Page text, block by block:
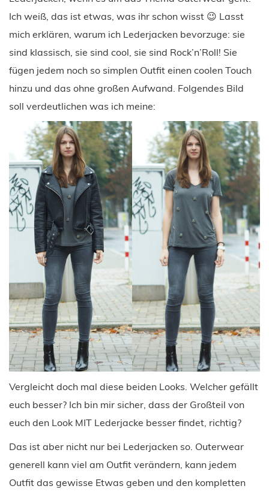
Ich weiß, das ist etwas, was ihr schon wisst 😉 Lasst
mich erklären, warum ich Lederjacken bevorzuge: sie
sind klassisch, sie sind cool, sie sind Rock’n’Roll! Sie
fügen jedem noch so simplen Outfit einen coolen Touch
hinzu und das ohne großen Aufwand. Folgendes Bild
soll verdeutlichen was ich meine:
Vergleicht doch mal diese beiden Looks. Welcher gefällt
euch besser? Ich bin mir sicher, dass der Großteil von
euch den Look MIT Lederjacke besser findet, richtig?
Das ist aber nicht nur bei Lederjacken so. Outerwear
generell kann viel am Outfit verändern, kann jedem
Outfit das gewisse Etwas geben und den kompletten